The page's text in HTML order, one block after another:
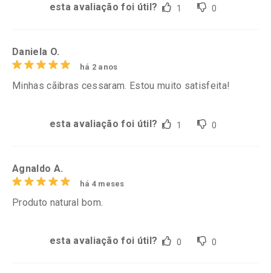
esta avaliação foi útil? 1 0
Daniela O.
há 2 anos
Minhas cãibras cessaram. Estou muito satisfeita!
esta avaliação foi útil? 1 0
Agnaldo A.
há 4 meses
Produto natural bom.
esta avaliação foi útil? 0 0